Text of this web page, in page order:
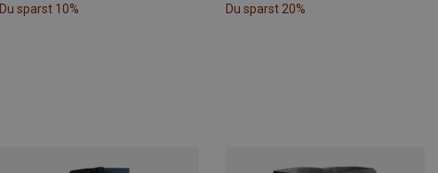
Du sparst 10% Du sparst 20%